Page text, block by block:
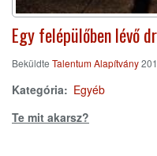
Egy felépülőben lévő
Beküldte Talentum Alapítvány
Kategória
Egyéb
Te mit akarsz?